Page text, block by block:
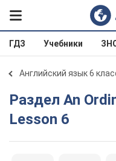
ГДЗ Учебники
Английский язык 6
Раздел An Ordinary Family.
Lesson 6